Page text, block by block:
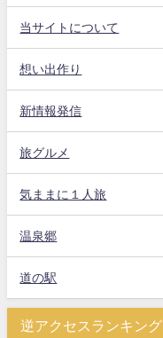
当サイトについて
想い出作り
新情報発信
旅グルメ
気ままに１人旅
温泉郷
道の駅
逆アクセスランキング